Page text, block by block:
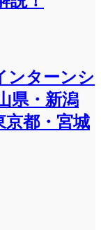
ンターンシ
県・新潟
京都・宮城